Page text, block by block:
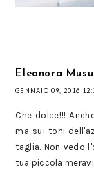
Eleonora
GENNAIO 09, 2016
Che dolce!!!
ma sui toni
taglia. Non vedo
tua piccola